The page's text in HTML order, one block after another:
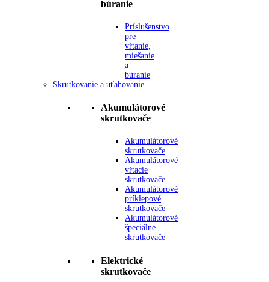
búranie
Príslušenstvo
pre
vŕtanie,
miešanie
a
búranie
Skrutkovanie a uťahovanie
Akumulátorové
skrutkovače
Akumulátorové
skrutkovače
Akumulátorové
vŕtacie
skrutkovače
Akumulátorové
príklepové
skrutkovače
Akumulátorové
špeciálne
skrutkovače
Elektrické
skrutkovače